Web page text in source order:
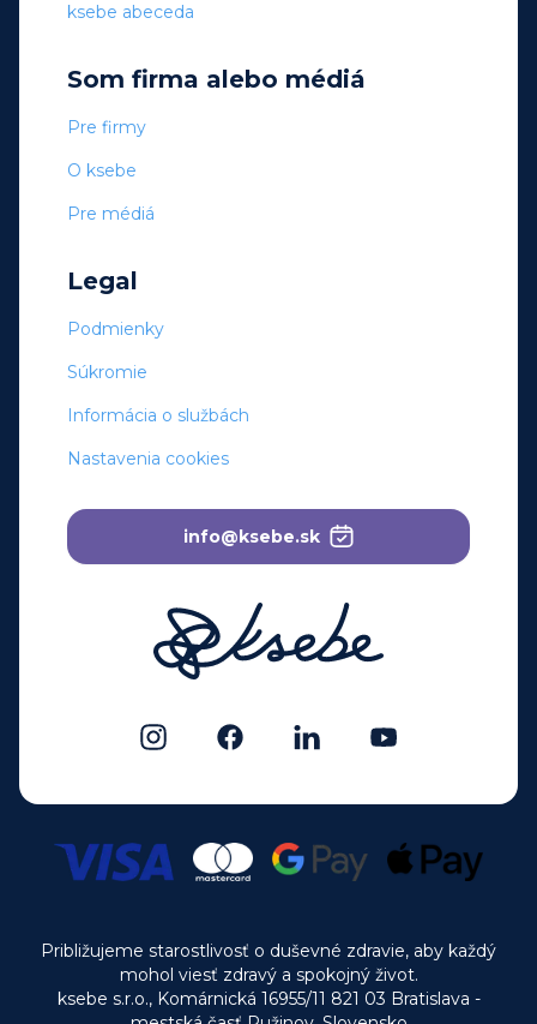
ksebe abeceda
Som firma alebo médiá
Pre firmy
O ksebe
Pre médiá
Legal
Podmienky
Súkromie
Informácia o službách
Nastavenia cookies
info@ksebe.sk
Približujeme starostlivosť o duševné zdravie, aby každý
mohol viesť zdravý a spokojný život.
ksebe s.r.o., Komárnická 16955/11 821 03 Bratislava -